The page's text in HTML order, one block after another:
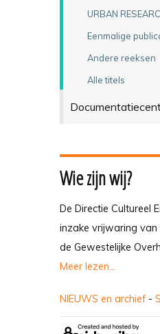
URBAN
Eenmalige
Andere reeksen
Alle titels
Wie zijn wij?
De Directie Cultureel
inzake vrijwaring van
de Gewestelijke
Meer lezen...
NIEUWS en archief -